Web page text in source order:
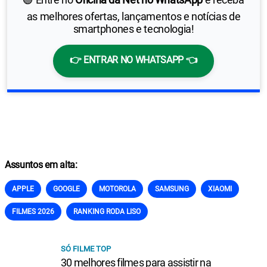
as melhores ofertas, lançamentos e notícias de
smartphones e tecnologia!
👉 ENTRAR NO WHATSAPP 👈
Assuntos em alta:
APPLE GOOGLE MOTOROLA SAMSUNG XIAOMI
FILMES 2026 RANKING RODA LISO
SÓ FILME TOP
30 melhores filmes para assistir na